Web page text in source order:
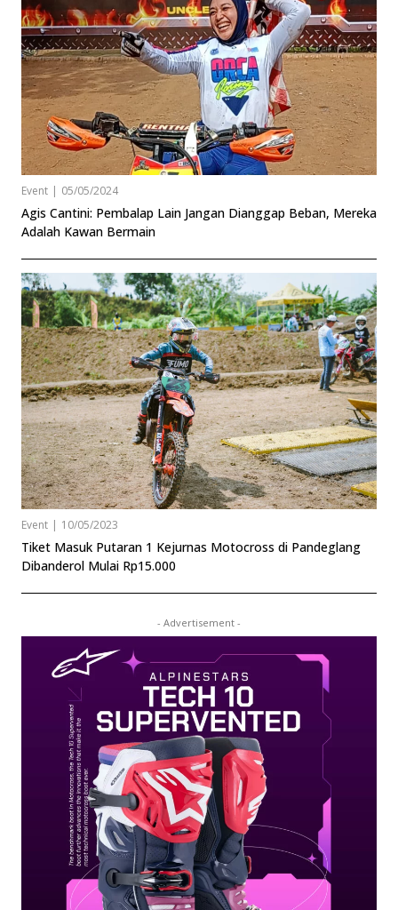
Event | 05/05/2024
Agis Cantini: Pembalap Lain Jangan Dianggap Beban, Mereka
Adalah Kawan Bermain
Event | 10/05/2023
Tiket Masuk Putaran 1 Kejurnas Motocross di Pandeglang
Dibanderol Mulai Rp15.000
- Advertisement -